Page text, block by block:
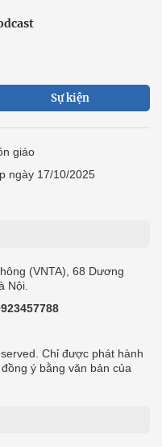
Sự kiện
giáo
ngày 17/10/2025
(VNTA), 68 Dương
Nội.
Chỉ được phát hành
ý bằng văn bản của